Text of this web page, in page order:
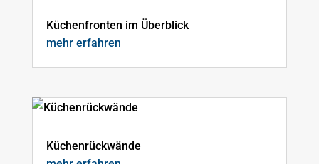
Küchenfronten im Überblick
mehr erfahren
Küchenrückwände